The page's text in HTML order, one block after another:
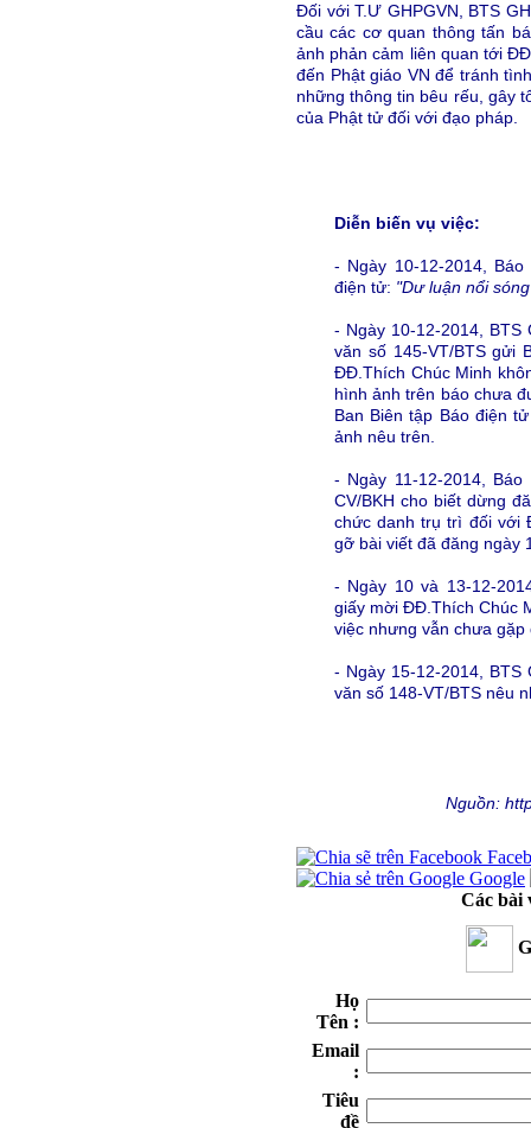
Đối với T.Ư GHPGVN, BTS
cầu các cơ quan thông tấn
ảnh phản cảm liên quan tới
đến Phật giáo VN để tránh
những thông tin bêu rếu, gây
của Phật tử đối với đạo pháp.
Diễn biến vụ việc:
- Ngày 10-12-2014,
điện tử: "Dư luận nổi
- Ngày 10-12-2014, BTS
văn số 145-VT/BTS gửi
ĐĐ.Thích Chúc Minh
hình ảnh trên báo chưa
Ban Biên tập Báo điện
ảnh nêu trên.
- Ngày 11-12-2014,
CV/BKH cho biết dừng
chức danh trụ trì đối với
gỡ bài viết đã đăng ngày
- Ngày 10 và 13-12-
giấy mời ĐĐ.Thích Chúc
việc nhưng vẫn chưa
- Ngày 15-12-2014, BTS
văn số 148-VT/BTS nêu
Nguồn:
Google
Các bài
Họ
Tên :
Email
:
Tiêu
đề